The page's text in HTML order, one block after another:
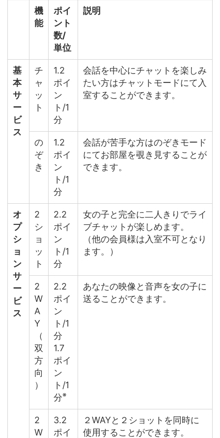
機
能
ポイ
ント
数/
単位
説明
基
本
サ
ー
ビ
ス
チ
ャ
ッ
ト
1.2
ポイ
ン
ト/1
分
会話を中心にチャットを楽しみ
たい方はチャットモードにて入
室することができます。
の
ぞ
き
1.2
ポイ
ン
ト/1
分
会話が苦手な方はのぞきモード
にてお部屋を覗き見することが
できます。
オ
プ
シ
ョ
ン
サ
ー
ビ
ス
2
シ
ョ
ッ
ト
2.2
ポイ
ン
ト/1
分
女の子と完全に二人きりでライ
ブチャットが楽しめます。
（他の会員様は入室不可となり
ます。）
2
W
A
Y
（
双
方
向
）
2.2
ポイ
ン
ト/1
分
1.7
ポイ
ン
ト/1
分※
あなたの映像と音声を女の子に
送ることができます。
2
W
3.2
ポイ
２WAYと２ショットを同時に
使用することができます。